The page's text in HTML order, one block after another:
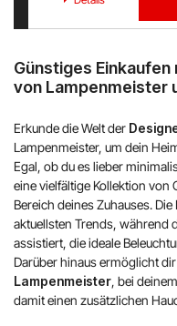
Günstiges
von Lampenmeister
Erkunde die Welt der
Lampenmeister, um dein
Egal, ob du es lieber
eine vielfältige Kollektion von
Bereich deines Zuhauses. Die
aktuellsten Trends, während
assistiert, die ideale
Darüber hinaus ermöglicht
Lampenmeister, bei
damit einen zusätzlichen